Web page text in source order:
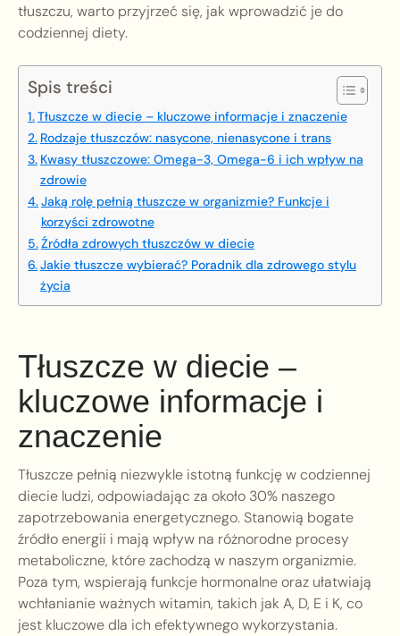
tłuszczu, warto przyjrzeć się, jak wprowadzić je do
codziennej diety.
Spis treści
Tłuszcze w diecie – kluczowe informacje i znaczenie
Rodzaje tłuszczów: nasycone, nienasycone i trans
Kwasy tłuszczowe: Omega-3, Omega-6 i ich wpływ na
zdrowie
Jaką rolę pełnią tłuszcze w organizmie? Funkcje i
korzyści zdrowotne
Źródła zdrowych tłuszczów w diecie
Jakie tłuszcze wybierać? Poradnik dla zdrowego stylu
życia
Tłuszcze w diecie –
kluczowe informacje i
znaczenie
Tłuszcze pełnią niezwykle istotną funkcję w codziennej
diecie ludzi, odpowiadając za około 30% naszego
zapotrzebowania energetycznego. Stanowią bogate
źródło energii i mają wpływ na różnorodne procesy
metaboliczne, które zachodzą w naszym organizmie.
Poza tym, wspierają funkcje hormonalne oraz ułatwiają
wchłanianie ważnych witamin, takich jak A, D, E i K, co
jest kluczowe dla ich efektywnego wykorzystania.